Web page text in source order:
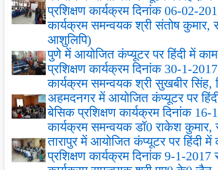
प्रशिक्षण कार्यक्रम दिनांक 06-02-
कार्यक्रम समन्‍वयक श्री संतोष
आशुलिपि)
पुणे में आयोजित कंप्‍यूटर पर हिंदी में
प्रशिक्षण कार्यक्रम दिनांक 30-1-
कार्यक्रम समन्‍वयक श्री सुखबीर सिंह,
अहमदनगर में आयोजित कंप्‍यूटर पर
बेसिक प्रशिक्षण कार्यक्रम दिनांक
कार्यक्रम समन्‍वयक डॉ0 राकेश
तारापुर में आयोजित कंप्‍यूटर पर हिंदी
प्रशिक्षण कार्यक्रम दिनांक 9-1-